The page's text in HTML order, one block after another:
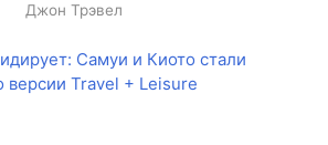
Джон Трэвел